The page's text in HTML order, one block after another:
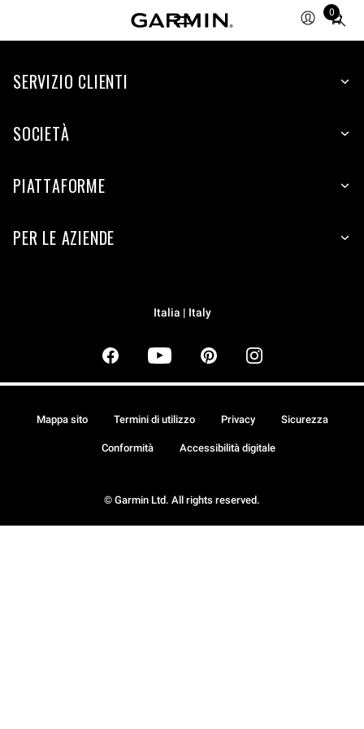
0
Total
items
cart:
SERVIZIO CLIENTI
SOCIETÀ
PIATTAFORME
PER LE AZIENDE
Italia | Italy
© Garmin Ltd. All rights reserved.
Mappa sito Termini di utilizzo Privacy Sicurezza
Conformità Accessibilità digitale